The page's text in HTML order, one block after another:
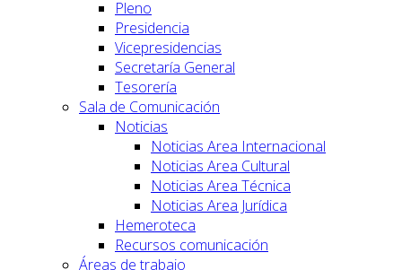
Pleno
Presidencia
Vicepresidencias
Secretaría General
Tesorería
Sala de Comunicación
Noticias
Noticias Area Internacional
Noticias Area Cultural
Noticias Area Técnica
Noticias Area Jurídica
Hemeroteca
Recursos comunicación
Áreas de trabajo